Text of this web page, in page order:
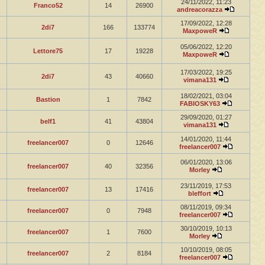
Franco52 14 26900
24/11/2022, 11:23
andreacorazza
2di7 166 133774
17/09/2022, 12:28
MaxpoweR
Lettore75 17 19228
05/06/2022, 12:20
MaxpoweR
2di7 43 40660
17/03/2022, 19:25
vimana131
Bastion 1 7842
18/02/2021, 03:04
FABIOSKY63
belf1 41 43804
29/09/2020, 01:27
vimana131
freelancer007 0 12646
14/01/2020, 11:44
freelancer007
freelancer007 40 32356
06/01/2020, 13:06
Morley
freelancer007 13 17416
23/11/2019, 17:53
bleffort
freelancer007 0 7948
08/11/2019, 09:34
freelancer007
freelancer007 1 7600
30/10/2019, 10:13
Morley
freelancer007 2 8184
10/10/2019, 08:05
freelancer007